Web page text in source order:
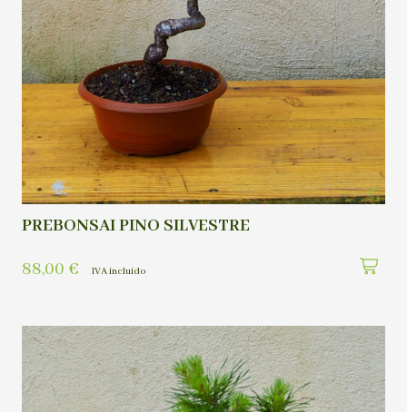
PREBONSAI PINO SILVESTRE
88,00 € IVA incluído